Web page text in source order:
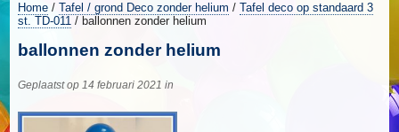
Home/ Tafel / grond Deco zonder helium / Tafel deco op standaard 3
st. TD-011/ ballonnen zonder helium
ballonnen zonder helium
Geplaatst op 14 februari 2021 in